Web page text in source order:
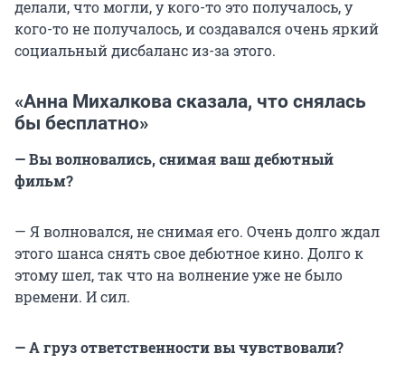
делали, что могли, у кого-то это получалось, у
кого-то не получалось, и создавался очень яркий
социальный дисбаланс из-за этого.
«Анна Михалкова сказала, что снялась
бы бесплатно»
— Вы волновались, снимая ваш дебютный
фильм?
— Я волновался, не снимая его. Очень долго ждал
этого шанса снять свое дебютное кино. Долго к
этому шел, так что на волнение уже не было
времени. И сил.
— А груз ответственности вы чувствовали?